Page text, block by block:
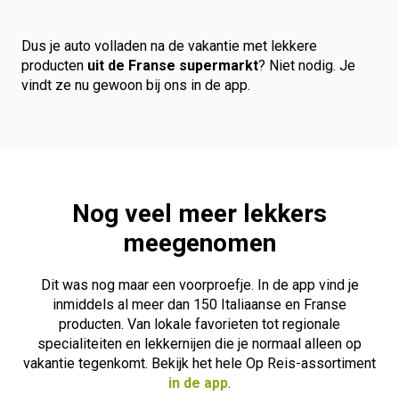
Dus je auto volladen na de vakantie met lekkere
producten uit de Franse supermarkt? Niet nodig. Je
vindt ze nu gewoon bij ons in de app.
Nog veel meer lekkers
meegenomen
Dit was nog maar een voorproefje. In de app vind je
inmiddels al meer dan 150 Italiaanse en Franse
producten. Van lokale favorieten tot regionale
specialiteiten en lekkernijen die je normaal alleen op
vakantie tegenkomt. Bekijk het hele Op Reis-assortiment
in de app.